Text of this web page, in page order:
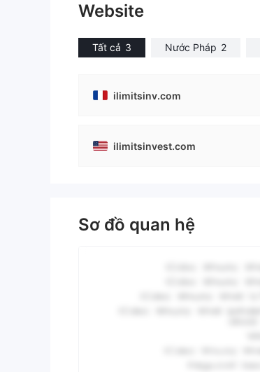
Website
Tất cả 3 Nước Pháp 2
ilimitsinv.com
ilimitsinvest.com
Sơ đồ quan hệ